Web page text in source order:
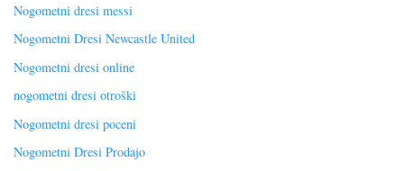
Nogometni dresi messi
Nogometni Dresi Newcastle United
Nogometni dresi online
nogometni dresi otroški
Nogometni dresi poceni
Nogometni Dresi Prodajo